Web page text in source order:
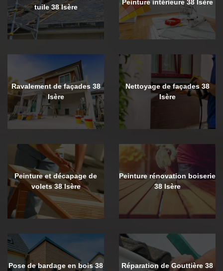
tuile 38 Isère
Peinture intérieure 38 Isère
Ravalement de façades 38
Isère
Nettoyage de façades 38
Isère
Peinture et décapage de
volets 38 Isère
Peinture rénovation boiserie
38 Isère
Pose de bardage en bois 38
Réparation de Gouttière 38